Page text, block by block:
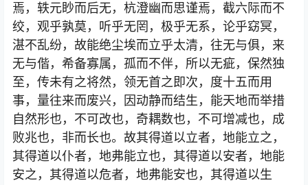
焉，轶元眇而后无，杭澄幽而思谨焉，截六际而不
绞，观乎孰莫，听乎无罔，极乎无系，论乎窈冥，
湛不乱纷，故能绝尘埃而立乎太清，往无与俱，来
无与偕，希备寡属，孤而不伴，所以无疵，保然独
至，传未有之将然，领无首之即次，度十五而用
事，量往来而废兴，因动静而结生，能天地而举措
自然形也，不可改也，奇耦数也，不可增减也，成
败兆也，非而长也。故其得道以立者，地能立之，
其得道以仆者，地弗能立也，其得道以安者，地能
安之，其得道以危者，地弗能安也，其得道以生